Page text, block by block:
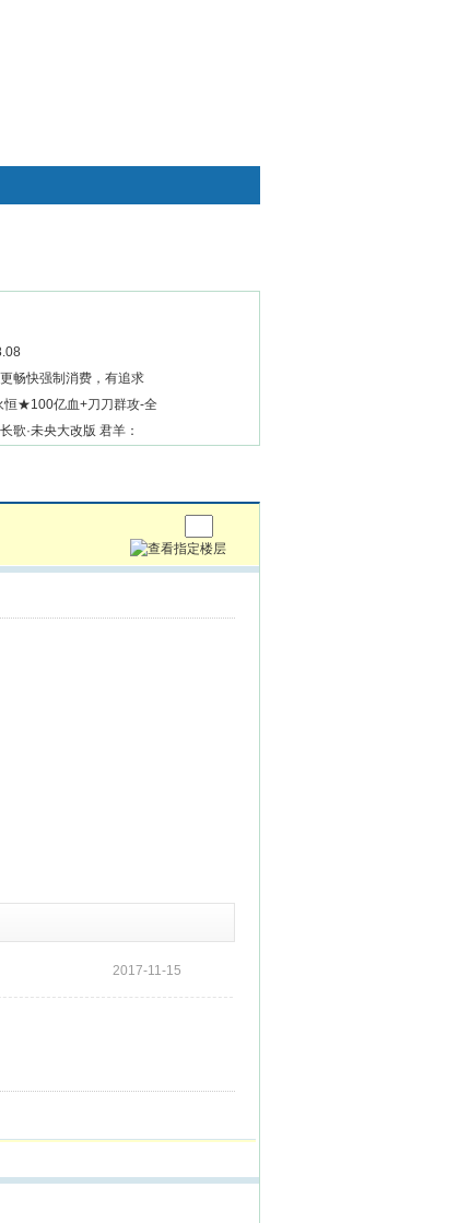
畅快强制消费，有追求
恒★100亿血+刀刀群攻-全
歌·未央大改版 君羊：
2017-11-15